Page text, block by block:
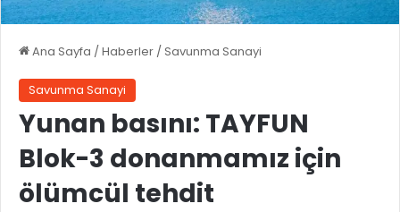
Ana Sayfa /Haberler /Savunma Sanayi
Savunma Sanayi
Yunan basını: TAYFUN
Blok-3 donanmamız için
ölümcül tehdit